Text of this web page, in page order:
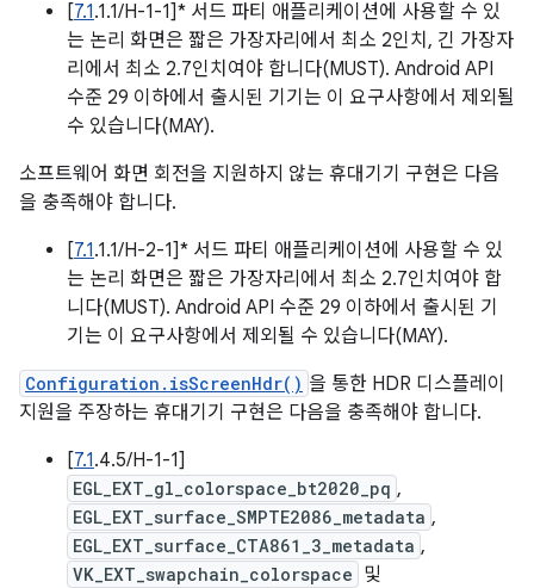
[7.1.1.1/H-1-1]* 서드 파티 애플리케이션에 사용할 수 있
는 논리 화면은 짧은 가장자리에서 최소 2인치, 긴 가장자
리에서 최소 2.7인치여야 합니다(MUST). Android API
수준 29 이하에서 출시된 기기는 이 요구사항에서 제외될
수 있습니다(MAY).
소프트웨어 화면 회전을 지원하지 않는 휴대기기 구현은 다음
을 충족해야 합니다.
[7.1.1.1/H-2-1]* 서드 파티 애플리케이션에 사용할 수 있
는 논리 화면은 짧은 가장자리에서 최소 2.7인치여야 합
니다(MUST). Android API 수준 29 이하에서 출시된 기
기는 이 요구사항에서 제외될 수 있습니다(MAY).
Configuration.isScreenHdr() 을 통한 HDR 디스플레이
지원을 주장하는 휴대기기 구현은 다음을 충족해야 합니다.
[7.1.4.5/H-1-1]
EGL_EXT_gl_colorspace_bt2020_pq ,
EGL_EXT_surface_SMPTE2086_metadata ,
EGL_EXT_surface_CTA861_3_metadata ,
VK_EXT_swapchain_colorspace 및